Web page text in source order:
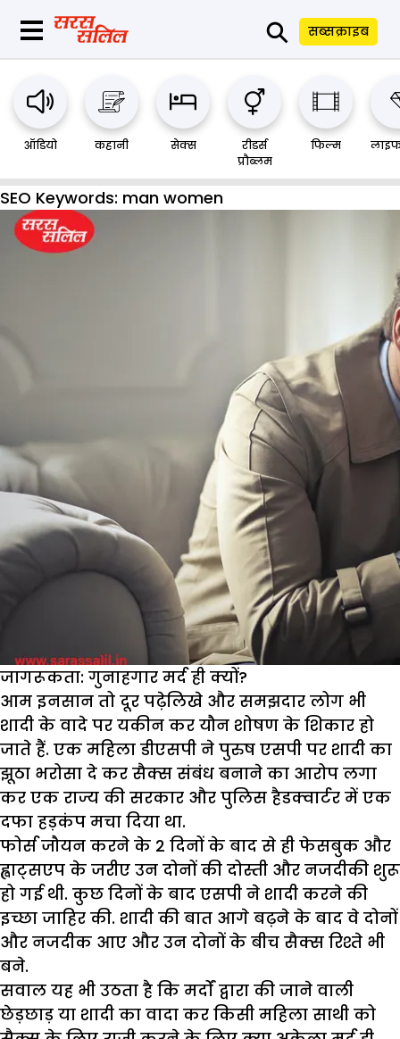
⚲ सब्सक्राइब
ऑडियो कहानी सेक्स
रीडर्स
प्रौब्लम
फिल्म
SEO Keywords: man women
जागरूकता: गुनाहगार मर्द ही क्यों?
आम इनसान तो दूर पढ़ेलिखे और समझदार लोग भी
शादी के वादे पर यकीन कर यौन शोषण के शिकार हो
जाते हैं. एक महिला डीएसपी ने पुरुष एसपी पर शादी का
झूठा भरोसा दे कर सैक्स संबंध बनाने का आरोप लगा
कर एक राज्य की सरकार और पुलिस हैडक्वार्टर में एक
दफा हड़कंप मचा दिया था.
फोर्स जौयन करने के 2 दिनों के बाद से ही फेसबुक और
ह्वाट्सएप के जरीए उन दोनों की दोस्ती और नजदीकी शुरू
हो गई थी. कुछ दिनों के बाद एसपी ने शादी करने की
इच्छा जाहिर की. शादी की बात आगे बढ़ने के बाद वे दोनों
और नजदीक आए और उन दोनों के बीच सैक्स रिश्ते भी
बने.
सवाल यह भी उठता है कि मर्दों द्वारा की जाने वाली
छेड़छाड़ या शादी का वादा कर किसी महिला साथी को